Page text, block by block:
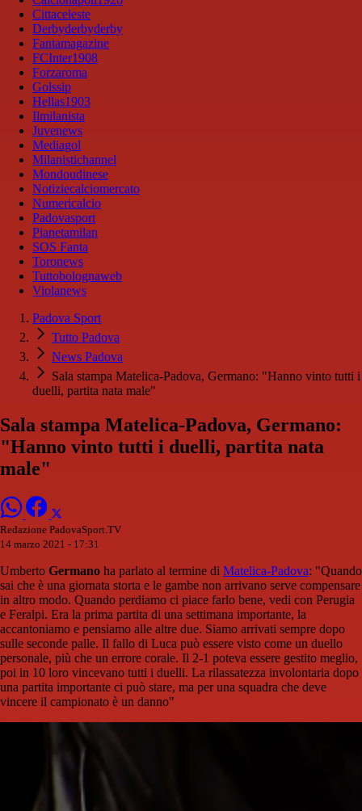
Cittaceleste
Derbyderbyderby
Fantamagazine
FCInter1908
Forzaroma
Golssip
Hellas1903
Ilmilanista
Juvenews
Mediagol
Milanistichannel
Mondoudinese
Notiziecalciomercato
Numericalcio
Padovasport
Pianetamilan
SOS Fanta
Toronews
Tuttobolognaweb
Violanews
Padova Sport
Tutto Padova
News Padova
Sala stampa Matelica-Padova, Germano: "Hanno vinto tutti i
duelli, partita nata male"
Sala stampa Matelica-Padova, Germano:
"Hanno vinto tutti i duelli, partita nata
male"
Redazione PadovaSport.TV
14 marzo 2021 - 17:31
Umberto Germano ha parlato al termine di Matelica-Padova: "Quando
sai che è una giornata storta e le gambe non arrivano serve compensare
in altro modo. Quando perdiamo ci piace farlo bene, vedi con Perugia
e Feralpi. Era la prima partita di una settimana importante, la
accantoniamo e pensiamo alle altre due. Siamo arrivati sempre dopo
sulle seconde palle. Il fallo di Luca può essere visto come un duello
personale, più che un errore corale. Il 2-1 poteva essere gestito meglio,
poi in 10 loro vincevano tutti i duelli. La rilassatezza involontaria dopo
una partita importante ci può stare, ma per una squadra che deve
vincere il campionato è un danno"